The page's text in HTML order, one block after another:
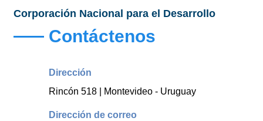
Corporación Nacional para el Desarrollo
Contáctenos
Dirección
Rincón 518 | Montevideo - Uruguay
Dirección de correo